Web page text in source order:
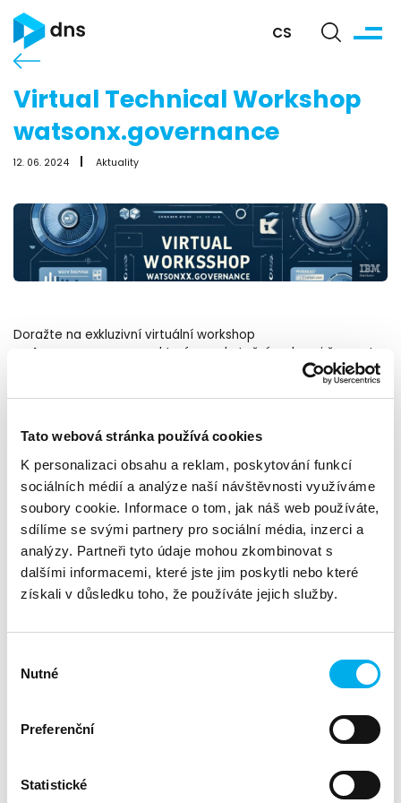
Tato webová stránka používá cookies
K personalizaci obsahu a reklam, poskytování funkcí
sociálních médií a analýze naší návštěvnosti využíváme
soubory cookie. Informace o tom, jak náš web používáte,
sdílíme se svými partnery pro sociální média, inzerci a
analýzy. Partneři tyto údaje mohou zkombinovat s
dalšími informacemi, které jste jim poskytli nebo které
získali v důsledku toho, že používáte jejich služby.
souhlasu
Nutné
Preferenční
Statistické
CS
Virtual Technical Workshop
watsonx.governance
12. 06. 2024 Aktuality
Doražte na exkluzivní virtuální workshop
atsonx.governance
, který se uskuteční na konci června!
Tento workshop je speciálně připraven pro obchodní
24.6. – 10:00 – 12:00 (Training)
25.6. – 10:00 – 10:30 (Office Hours)
26.6. – 10:00 – 10:30 (Office Hours)
Na tomto workshopu se zaměříme na klíčové aspekty
platformy WatsonX.Governance a na to, jak je můžete
efektivně využít ve vašem podnikání. Během workshopu
Strategie a nejlepší praxe pro maximální využití
Proces získání badge úrovně L3 a jeho význam pro vaše
Workshop povedou zkušení odborníci a produktoví manažeři,
kteří jsou připraveni poskytnout vám nejen cenné informace,